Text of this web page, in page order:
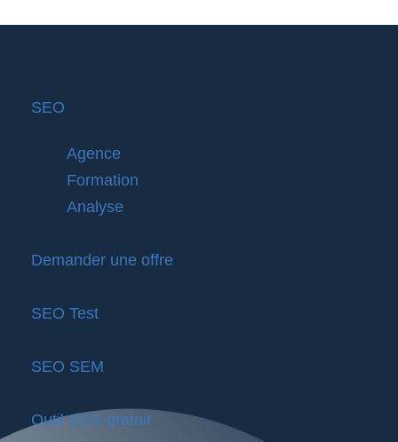
SEO
Agence
Formation
Analyse
Demander une offre
SEO Test
SEO SEM
Outil SEO gratuit